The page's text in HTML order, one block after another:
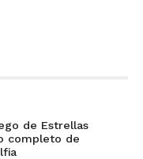
de Estrellas
completo de